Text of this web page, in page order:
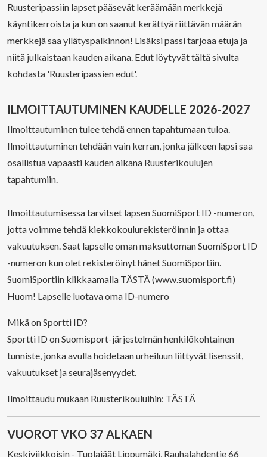
Ruusteripassiin lapset pääsevät keräämään merkkejä
käyntikerroista ja kun on saanut kerättyä riittävän määrän
merkkejä saa yllätyspalkinnon! Lisäksi passi tarjoaa etuja ja
niitä julkaistaan kauden aikana. Edut löytyvät tältä sivulta
kohdasta 'Ruusteripassien edut'.
ILMOITTAUTUMINEN KAUDELLE 2026-2027
Ilmoittautuminen tulee tehdä ennen tapahtumaan tuloa.
Ilmoittautuminen tehdään vain kerran, jonka jälkeen lapsi saa
osallistua vapaasti kauden aikana Ruusterikoulujen
tapahtumiin.
Ilmoittautumisessa tarvitset lapsen SuomiSport ID -numeron,
jotta voimme tehdä kiekkokoulurekisteröinnin ja ottaa
vakuutuksen. Saat lapselle oman maksuttoman SuomiSport ID
-numeron kun olet rekisteröinyt hänet SuomiSportiin.
SuomiSportiin klikkaamalla TÄSTÄ(www.suomisport.fi)
Huom! Lapselle luotava oma ID-numero
Mikä on Sportti ID?
Sportti ID on Suomisport-järjestelmän henkilökohtainen
tunniste, jonka avulla hoidetaan urheiluun liittyvät lisenssit,
vakuutukset ja seurajäsenyydet.
Ilmoittaudu mukaan Ruusterikouluihin: TÄSTÄ
VUOROT VKO 37 ALKAEN
Keskiviikkoisin - Tuplajäät Lippumäki, Rauhalahdentie 66